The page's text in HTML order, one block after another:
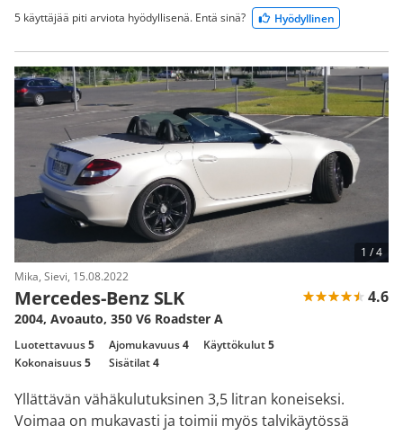
5 käyttäjää piti arviota hyödyllisenä. Entä sinä? Hyödyllinen
Mika, Sievi, 15.08.2022
Mercedes-Benz SLK 4.6
2004, Avoauto, 350 V6 Roadster A
Luotettavuus5 Ajomukavuus4 Käyttökulut5
Kokonaisuus5 Sisätilat4
Yllättävän vähäkulutuksinen 3,5 litran koneiseksi.
Voimaa on mukavasti ja toimii myös talvikäytössä
1 /4